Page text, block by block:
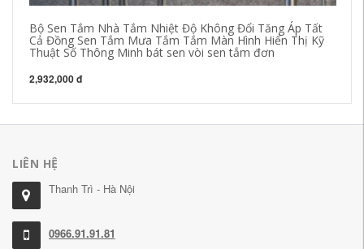
Bộ Sen Tắm Nhà Tắm Nhiệt Độ Không Đổi Tăng Áp Tất
Cả Đồng Sen Tắm Mưa Tắm Tắm Màn Hình Hiển Thị Kỹ
Thuật Số Thông Minh bát sen vòi sen tắm đơn
2,932,000 đ
LIÊN HỆ
Thanh Trì - Hà Nội
0966.91.91.81